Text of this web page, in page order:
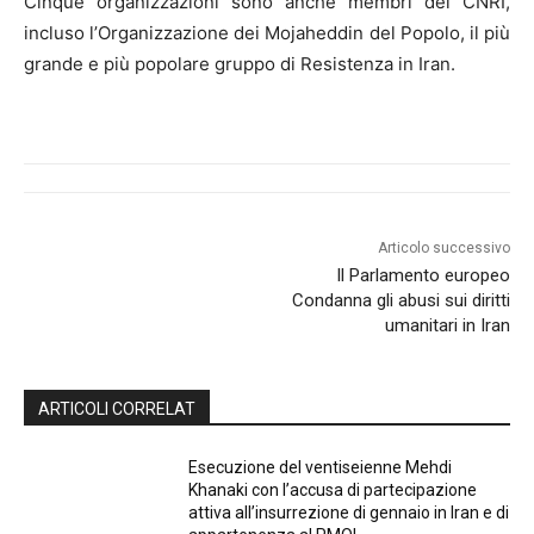
incluso l’Organizzazione dei Mojaheddin del Popolo, il più
grande e più popolare gruppo di Resistenza in Iran.
Articolo successivo
Il Parlamento europeo
Condanna gli abusi sui diritti
umanitari in Iran
ARTICOLI CORRELAT
Esecuzione del ventiseienne Mehdi
Khanaki con l’accusa di partecipazione
attiva all’insurrezione di gennaio in Iran e di